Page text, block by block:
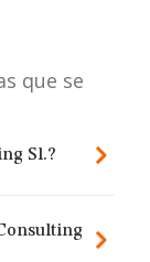
que se
Sl.?